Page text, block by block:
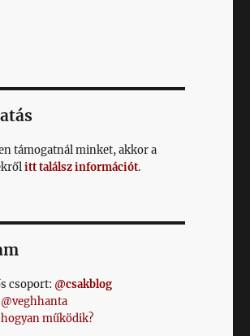
támogatnál minket, akkor a
itt találsz információt.
csoport: @csakblog
@veghhanta
működik?